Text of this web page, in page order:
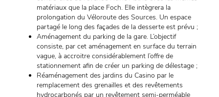
matériaux que la place Foch. Elle intègrera la
prolongation du Véloroute des Sources. Un espace
partagé le long des façades de la desserte est prévu ;
Aménagement du parking de la gare. L’objectif
consiste, par cet aménagement en surface du terrain
vague, à accroitre considérablement l’offre de
stationnement afin de créer un parking de délestage ;
Réaménagement des jardins du Casino par le
remplacement des grenailles et des revêtements
hydrocarbonés par un revêtement semi-perméable